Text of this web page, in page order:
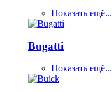
Показать ещё...
Bugatti
Показать ещё...